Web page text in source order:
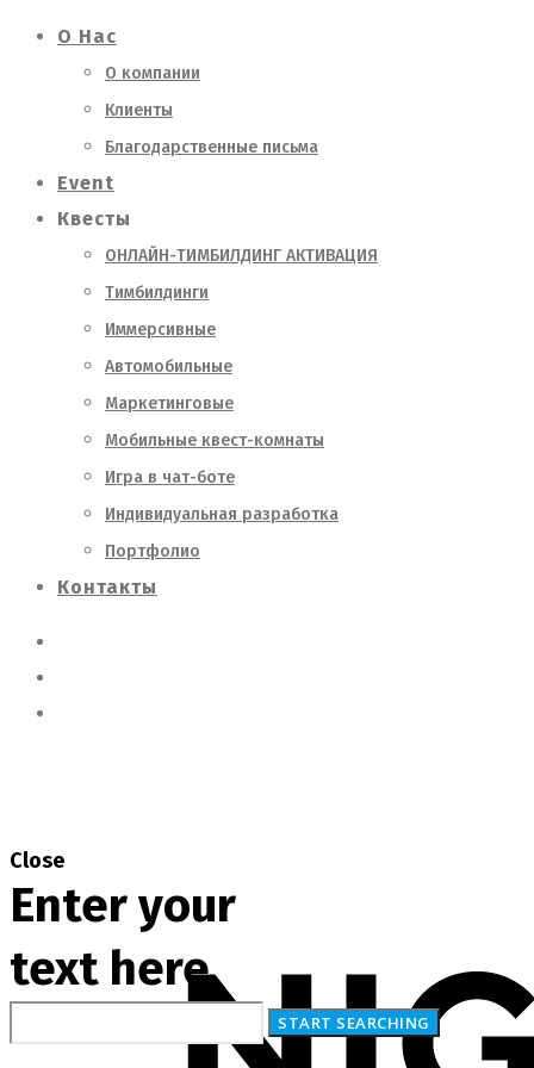
О Нас
О компании
Клиенты
Благодарственные письма
Event
Квесты
ОНЛАЙН-ТИМБИЛДИНГ АКТИВАЦИЯ
Тимбилдинги
Иммерсивные
Автомобильные
Маркетинговые
Мобильные квест-комнаты
Игра в чат-боте
Индивидуальная разработка
Портфолио
Контакты
Close
Enter your
text here